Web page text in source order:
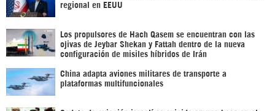
regional en EEUU
Los propulsores de Hach Qasem se encuentran con las
ojivas de Jeybar Shekan y Fattah dentro de la nueva
configuración de misiles híbridos de Irán
China adapta aviones militares de transporte a
plataformas multifuncionales